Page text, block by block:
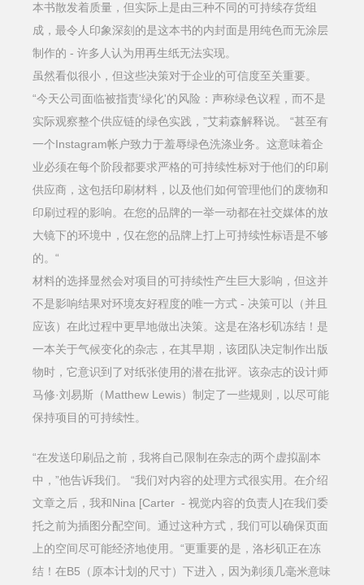
本书散发着质量，但实际上是由三种不同的可持续存货组
成，最令人印象深刻的是这本书的内封面是用纯色而无涂层
制作的 - 许多人认为用再生纸无法实现。
虽然看似很小，但这些决策对于企业的可信度至关重要。
“今天公司面临被指责'绿化'的风险：声称绿色议程，而不是
实际观察整个供应链的绿色实践，”艾莉森解释说。 “甚至有
一个Instagram帐户致力于羞辱绿色洗涤业务。这意味着企
业必须在每个阶段都要求严格的可持续性标对于他们的印刷
供应商，这包括印刷材料，以及他们如何管理他们的废物和
印刷过程的影响。在您的品牌的一举一动都在社交媒体的放
大镜下的环境中，仅在您的品牌上打上可持续性标语是不够
的。“
材料的选择显然会对项目的可持续性产生巨大影响，但这并
不是影响结果对环境友好程度的唯一方式 - 决策可以（并且
应该）在此过程中更早地做出决策。这是在洛杉矶冻结！是
一本关于气候变化的杂志，在其早期，该团队决定制作出版
物时，它意识到了对纸张使用的潜在批评。该杂志的设计师
马修·刘易斯（Matthew Lewis）制定了一些规则，以尽可能
保持项目的可持续性。
“在发送印刷品之前，我将自己限制在杂志的两个虚拟副本
中，”他告诉我们。 “我们对内容的处理方式很实用。在介绍
文章之后，我和Nina [Carter - 视觉内容的负责人]在我们委
托之前为插图分配空间。通过这种方式，我们可以确保页面
上的空间尽可能经济地使用。“更重要的是，洛杉矶正在冻
结！在B5（原本计划的尺寸）下进入，因为剃须几毫米意味